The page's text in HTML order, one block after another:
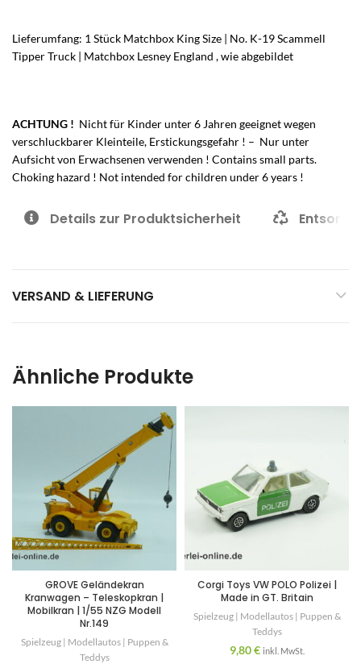
Lieferumfang: 1 Stück Matchbox King Size | No. K-19 Scammell
Tipper Truck | Matchbox Lesney England , wie abgebildet
ACHTUNG ! Nicht für Kinder unter 6 Jahren geeignet wegen
verschluckbarer Kleinteile, Erstickungsgefahr ! – Nur unter
Aufsicht von Erwachsenen verwenden ! Contains small parts.
Choking hazard ! Not intended for children under 6 years !
Details zur Produktsicherheit
VERSAND & LIEFERUNG
Ähnliche Produkte
GROVE Geländekran
Kranwagen – Teleskopkran |
Mobilkran | 1/55 NZG Modell
Nr.149
Spielzeug | Modellautos | Puppen &
Teddys
Corgi Toys VW POLO Polizei |
Made in GT. Britain
Spielzeug | Modellautos | Puppen &
Teddys
9,80€ inkl. MwSt.